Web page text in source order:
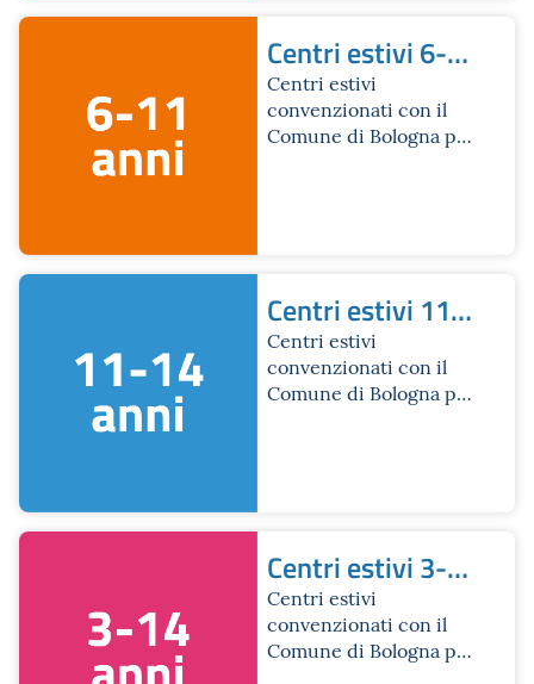
Centri estivi 6-
11 anni
Centri estivi
convenzionati con il
Comune di Bologna per
Centri estivi 11-
14 anni
Centri estivi
convenzionati con il
Comune di Bologna per
Centri estivi 3-
14 anni
Centri estivi
convenzionati con il
Comune di Bologna per